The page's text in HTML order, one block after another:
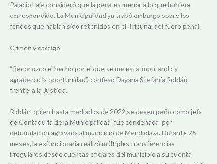
Palacio Laje consideró que la pena es menor a lo que hubiera
correspondido. La Municipalidad ya trabó embargo sobre los
fondos que habían sido retenidos en el Tribunal del fuero penal.
Crimen y castigo
“Reconozco el hecho por el que se me está imputando y
agradezco la oportunidad”, confesó Dayana Stefanía Roldán
frente a la Justicia.
Roldán, quien hasta mediados de 2022 se desempeñó como jefa
de Contaduría de la Municipalidad fue condenada por
defraudación agravada al municipio de Mendiolaza. Durante 25
meses, la exfuncionaria realizó múltiples transferencias
irregulares desde cuentas oficiales del municipio a su cuenta